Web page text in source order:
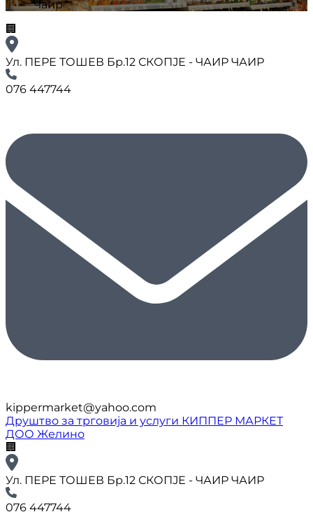
Чаир
🏢
Ул. ПЕРЕ ТОШЕВ Бр.12 СКОПЈЕ - ЧАИР ЧАИР
076 447744
kippermarket@yahoo.com
Друштво за трговија и услуги КИППЕР МАРКЕТ
ДОО Желино
🏢
Ул. ПЕРЕ ТОШЕВ Бр.12 СКОПЈЕ - ЧАИР ЧАИР
076 447744